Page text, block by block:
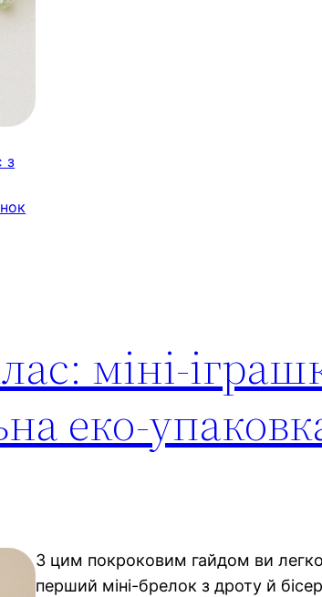
з
міні-
еко-
З цим покроковим гайдом ви
перший міні-брелок з дроту й